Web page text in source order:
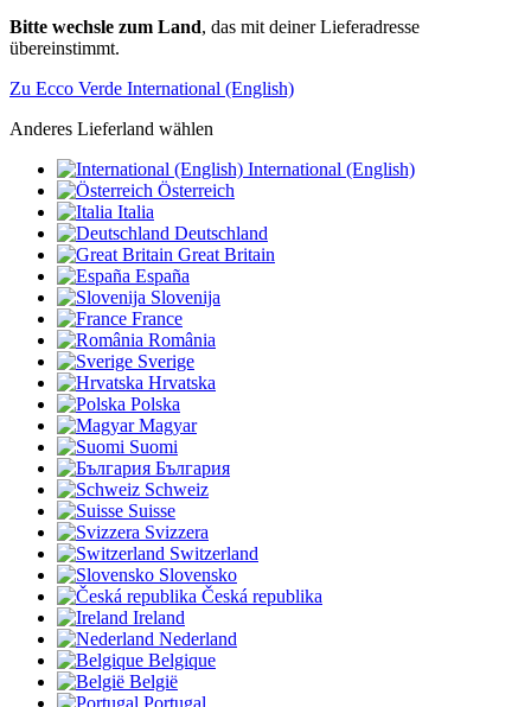
Bitte wechsle zum Land, das mit deiner Lieferadresse
übereinstimmt.
Zu Ecco Verde International (English)
Anderes Lieferland wählen
International (English)
Österreich
Italia
Deutschland
Great Britain
España
Slovenija
France
România
Sverige
Hrvatska
Polska
Magyar
Suomi
България
Schweiz
Suisse
Svizzera
Switzerland
Slovensko
Česká republika
Ireland
Nederland
Belgique
België
Portugal